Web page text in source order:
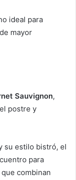
ideal para
mayor
Sauvignon,
postre y
su estilo bistró, el
para
combinan